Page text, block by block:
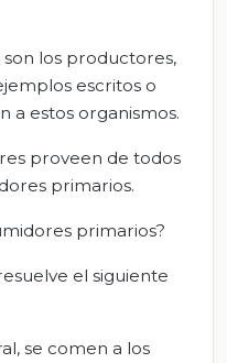
son los productores,
escritos o
a estos organismos.
proveen de todos
primarios.
primarios?
el siguiente
se comen a los